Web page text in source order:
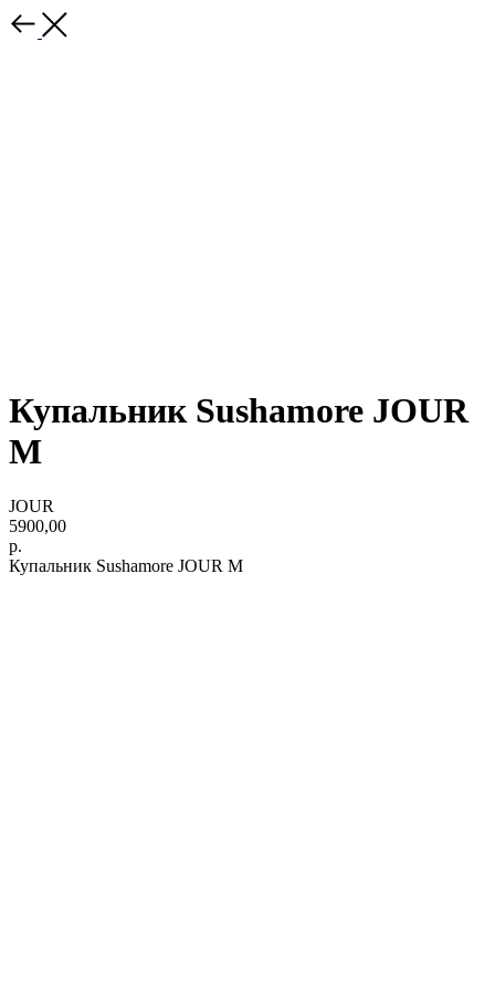
Купальник Sushamore JOUR
M
JOUR
5900,00
р.
Купальник Sushamore JOUR M